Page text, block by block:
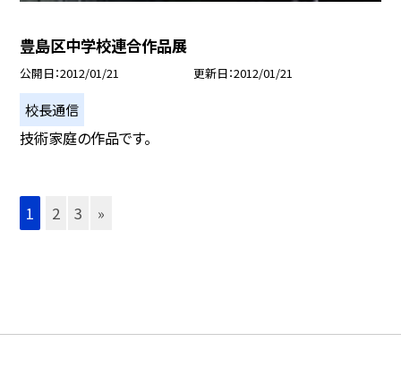
豊島区中学校連合作品展
公開日 2012/01/21 更新日 2012/01/21
校長通信
技術家庭の作品です。
1 2 3 »